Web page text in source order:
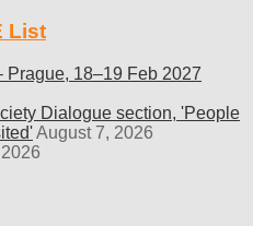
List
Prague, 18–19 Feb 2027
Dialogue section, 'People
August 7, 2026